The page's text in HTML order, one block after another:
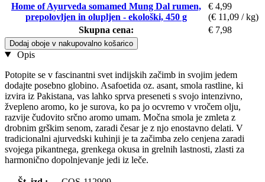
Home of Ayurveda somamed Mung Dal rumen,
prepolovljen in olupljen - ekološki, 450 g
€ 4,99
(€ 11,09 / kg)
Skupna cena:
€ 7,98
Dodaj oboje v nakupovalno košarico
Opis
Potopite se v fascinantni svet indijskih začimb in svojim jedem
dodajte posebno globino. Asafoetida oz. asant, smola rastline, ki
izvira iz Pakistana, vas lahko sprva preseneti s svojo intenzivno,
žvepleno aromo, ko je surova, ko pa jo ocvremo v vročem olju,
razvije čudovito srčno aromo umam. Močna smola je zmleta z
drobnim grškim senom, zaradi česar je z njo enostavno delati. V
tradicionalni ajurvedski kuhinji je ta začimba zelo cenjena zaradi
svojega pikantnega, grenkega okusa in grelnih lastnosti, zlasti za
harmonično dopolnjevanje jedi iz leče.